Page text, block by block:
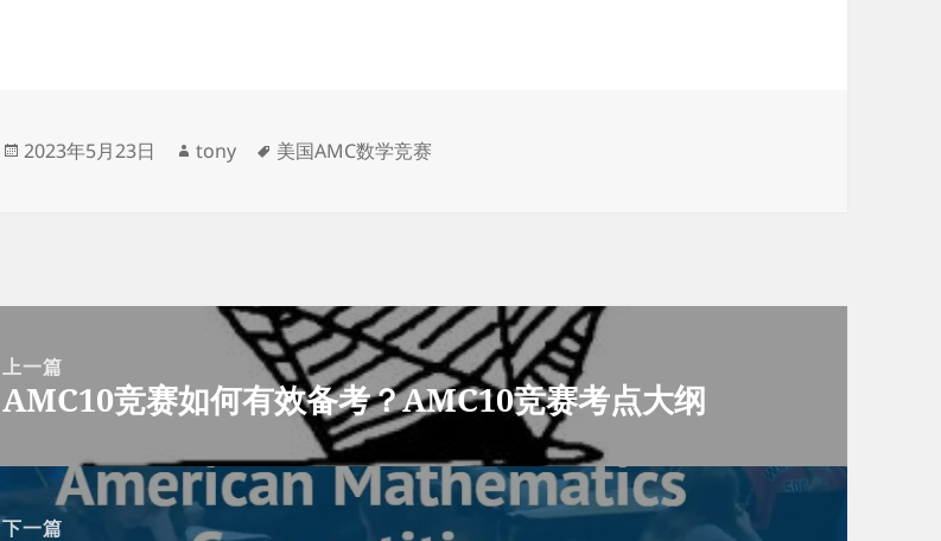
发
2023年5月23日
作
tony
标
美国AMC数学竞赛
上一篇
上
文
AMC10竞赛如何有效备考？AMC10竞赛考点大纲
下一篇